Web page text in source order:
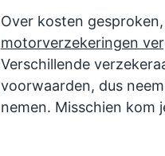
Over kosten
motorverzekeringen
Verschillende
voorwaarden, dus
nemen. Misschien kom